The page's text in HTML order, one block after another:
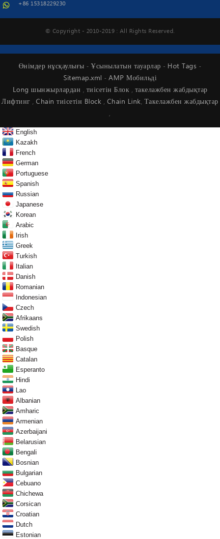
+86 15318229230
© Copyright - 2010-2019 : All Rights Reserved.
Өнімдер нұсқаулығы -Ұсынылатын тауарлар - Hot Tags -
Sitemap.xml - AMP Мобильді
Long шынжырлардан , тиісетін Блок , такелажбен жабдықтар
Лифтинг,Chain тиісетін Block , Chain Link, Такелажбен жабдықтар
,
English
Kazakh
French
German
Portuguese
Spanish
Russian
Japanese
Korean
Arabic
Irish
Greek
Turkish
Italian
Danish
Romanian
Indonesian
Czech
Afrikaans
Swedish
Polish
Basque
Catalan
Esperanto
Hindi
Lao
Albanian
Amharic
Armenian
Azerbaijani
Belarusian
Bengali
Bosnian
Bulgarian
Cebuano
Chichewa
Corsican
Croatian
Dutch
Estonian